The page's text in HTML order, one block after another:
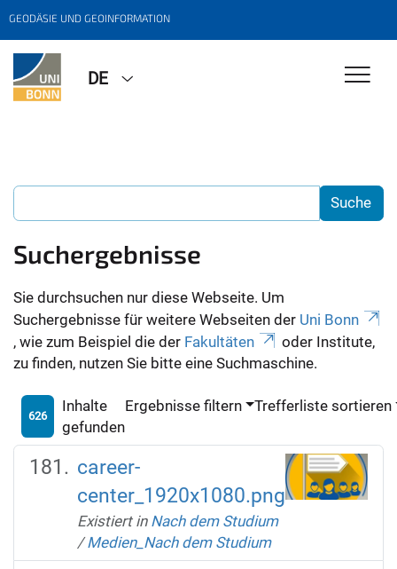
GEODÄSIE UND GEOINFORMATION
DE
Suchergebnisse
Sie durchsuchen nur diese Webseite. Um
Suchergebnisse für weitere Webseiten der Uni Bonn
, wie zum Beispiel die der Fakultäten
oder Institute,
zu finden, nutzen Sie bitte eine Suchmaschine.
626
Inhalte
gefunden
Ergebnisse filtern Trefferliste sortieren
career-
center_1920x1080.png
Existiert in Nach dem Studium
/Medien_Nach dem Studium